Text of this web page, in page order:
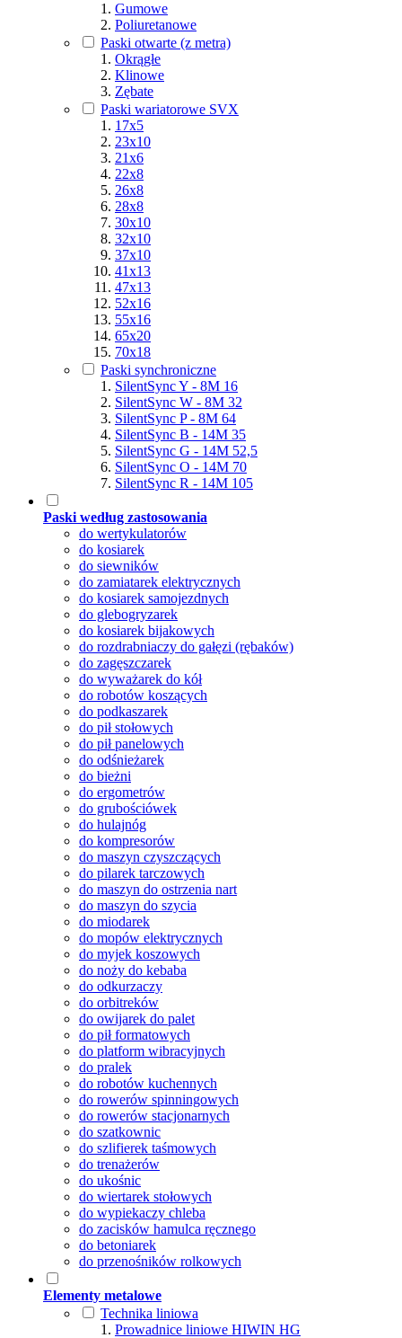
Gumowe
Poliuretanowe
Paski otwarte (z metra)
Okrągłe
Klinowe
Zębate
Paski wariatorowe SVX
17x5
23x10
21x6
22x8
26x8
28x8
30x10
32x10
37x10
41x13
47x13
52x16
55x16
65x20
70x18
Paski synchroniczne
SilentSync Y - 8M 16
SilentSync W - 8M 32
SilentSync P - 8M 64
SilentSync B - 14M 35
SilentSync G - 14M 52,5
SilentSync O - 14M 70
SilentSync R - 14M 105
Paski według zastosowania
do wertykulatorów
do kosiarek
do siewników
do zamiatarek elektrycznych
do kosiarek samojezdnych
do glebogryzarek
do kosiarek bijakowych
do rozdrabniaczy do gałęzi (rębaków)
do zagęszczarek
do wyważarek do kół
do robotów koszących
do podkaszarek
do pił stołowych
do pił panelowych
do odśnieżarek
do bieżni
do ergometrów
do grubościówek
do hulajnóg
do kompresorów
do maszyn czyszczących
do pilarek tarczowych
do maszyn do ostrzenia nart
do maszyn do szycia
do miodarek
do mopów elektrycznych
do myjek koszowych
do noży do kebaba
do odkurzaczy
do orbitreków
do owijarek do palet
do pił formatowych
do platform wibracyjnych
do pralek
do robotów kuchennych
do rowerów spinningowych
do rowerów stacjonarnych
do szatkownic
do szlifierek taśmowych
do trenażerów
do ukośnic
do wiertarek stołowych
do wypiekaczy chleba
do zacisków hamulca ręcznego
do betoniarek
do przenośników rolkowych
Elementy metalowe
Technika liniowa
Prowadnice liniowe HIWIN HG